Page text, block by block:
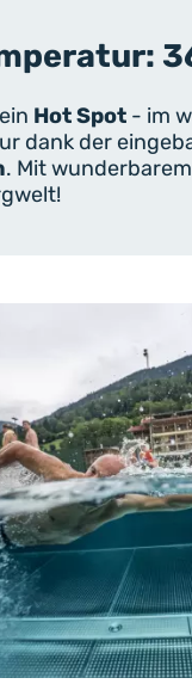
Hot Spot - im
dank der
. Mit wunderbarem